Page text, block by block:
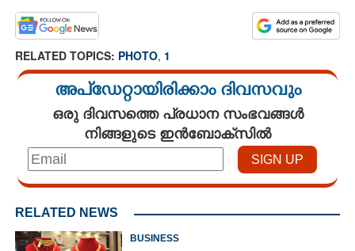
CONTACT US
RELATED TOPICS: PHOTO, 1
അപ്ഡേറ്റായിരിക്കാം ദിവസവും
ഒരു ദിവസത്തെ പ്രധാന സംഭവങ്ങൾ
നിങ്ങളുടെ ഇൻബോക്സിൽ
RELATED NEWS
BUSINESS